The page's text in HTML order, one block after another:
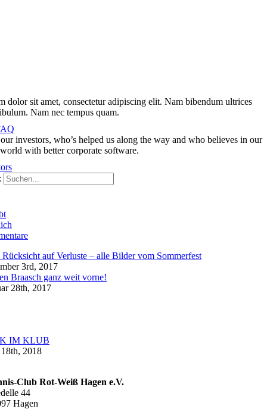
dolor sit amet, consectetur adipiscing elit. Nam bibendum ultrices
Nam nec tempus quam.
investors, who’s helped us along the way and who believes in our
with better corporate software.
Rücksicht auf Verluste – alle Bilder vom Sommerfest
3rd, 2017
Braasch ganz weit vorne!
28th, 2017
IM KLUB
2018
Club Rot-Weiß Hagen e.V.
44
Hagen